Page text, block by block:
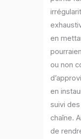
en
ou non
en
suivi
chaîne.
de